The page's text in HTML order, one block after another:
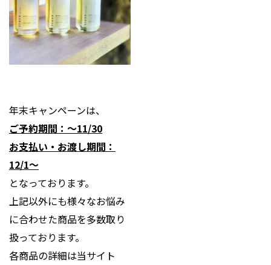
年末キャンペーンは、
ご予約期間：～11/30
お支払い・お渡し期間：
12/1～
となっております。
上記以外にも様々なお悩み
に合わせた商品を多数取り
扱っております。
各商品の詳細は当サイト